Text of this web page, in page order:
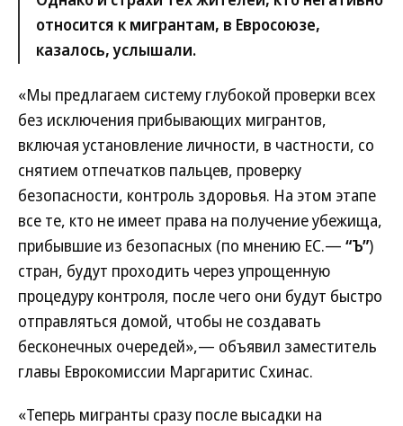
относится к мигрантам, в Евросоюзе,
казалось, услышали.
«Мы предлагаем систему глубокой проверки всех
без исключения прибывающих мигрантов,
включая установление личности, в частности, со
снятием отпечатков пальцев, проверку
безопасности, контроль здоровья. На этом этапе
все те, кто не имеет права на получение убежища,
прибывшие из безопасных (по мнению ЕС.— “Ъ”)
стран, будут проходить через упрощенную
процедуру контроля, после чего они будут быстро
отправляться домой, чтобы не создавать
бесконечных очередей»,— объявил заместитель
главы Еврокомиссии Маргаритис Схинас.
«Теперь мигранты сразу после высадки на